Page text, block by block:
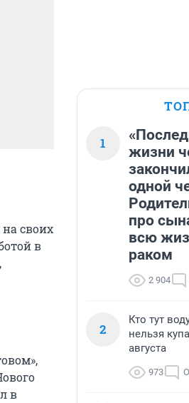
своих
в
в
1
жизни
одной
про
всю
раком
2 904
2
Кто тут
нельзя
августа
973